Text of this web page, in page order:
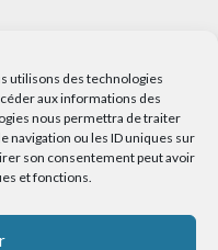
utilisons des technologies
aux informations des
nous permettra de traiter
navigation ou les ID uniques sur
son consentement peut avoir
et fonctions.